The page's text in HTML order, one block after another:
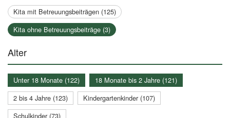
Kita mit Betreuungsbeiträgen (125)
Kita ohne Betreuungsbeiträge (3)
Alter
Unter 18 Monate (122)
18 Monate bis 2 Jahre (121)
2 bis 4 Jahre (123)
Kindergartenkinder (107)
Schulkinder (73)